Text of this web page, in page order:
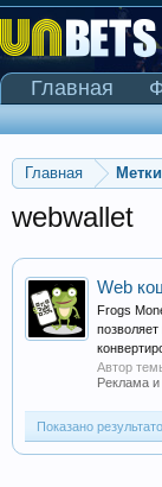
Главная Метки
webwallet
Web
Frogs
Автор
Реклама
Показано
Главная
Сканер